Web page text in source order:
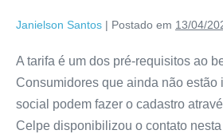
Janielson Santos | Postado em 13/04/
A tarifa é um dos pré-requisitos ao
Consumidores que ainda não estão
social podem fazer o cadastro
Celpe disponibilizou o contato